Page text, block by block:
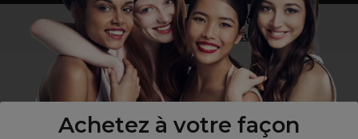
Achetez à votre façon
Vous n’êtes pas un professionnel ?
Visitez notre site pour les particuliers!